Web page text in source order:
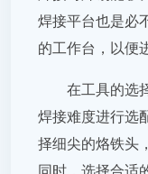
焊接平台也是必
的工作台，以便
在工具的选
焊接难度进行选
择细尖的烙铁头